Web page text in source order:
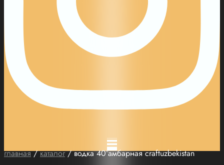
главная/каталог/ водка 40°амбарная craftuzbekistan